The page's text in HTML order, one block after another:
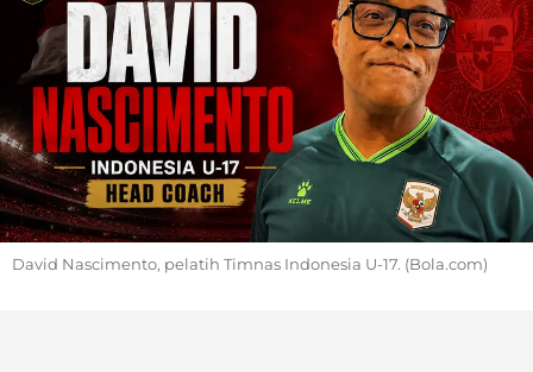
David Nascimento, pelatih Timnas Indonesia U-17. (Bola.com)